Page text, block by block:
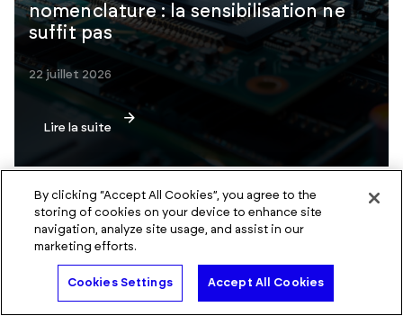
nomenclature : la sensibilisation ne
suffit pas
22 juillet 2026
Lire la suite
Accomplissez
Parlez à un expert
By clicking “Accept All Cookies”, you agree to the
storing of cookies on your device to enhance site
navigation, analyze site usage, and assist in our
marketing efforts.
Cookies Settings Accept All Cookies